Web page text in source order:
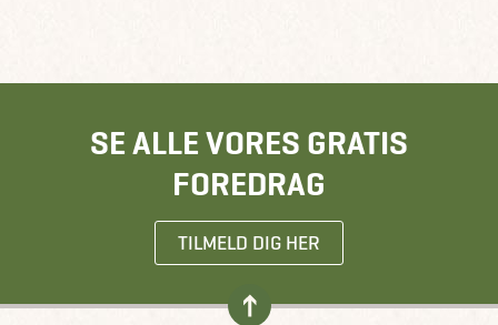
SE ALLE VORES GRATIS
FOREDRAG
TILMELD DIG HER